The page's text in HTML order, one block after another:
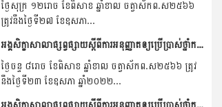
ថ្ងៃសុក្រ ១២រោច ខែពិសាខ ឆ្នាំខាល ចត្វាស័កព.ស២៥៦៦
ត្រូវនឹងថ្ងៃទី២៧ ខែឧសភា...
អង្គសិក្ខាសាលាផ្សព្វផ្សាយស្តីពីការអនុញ្ញាតឲ្យប្រើប្រាស់ថ្នាំកសិកម្ម Tricyclazole ឡើងវិញ និងការណែនាំពីរបៀបប្រើប្រាស់ នៅខេត្តព្រៃវែង ។
ថ្ងៃចន្ទ ៨រោច ខែពិសាខ ឆ្នាំខាល ចត្វាស័កព.ស២៥៦៦ ត្រូវ
នឹងថ្ងៃទី២៣ ខែឧសភា ឆ្នាំ២០២២...
អង្គសិក្ខាសាលាផ្សព្វផ្សាយស្តីពីការអនុញ្ញាតឲ្យប្រើប្រាស់ថ្នាំកសិកម្ម Tricyclazole ឡើងវិញ និងការណែនាំពីរបៀបប្រើប្រាស់ នៅខេត្តបាត់ដំបង ។